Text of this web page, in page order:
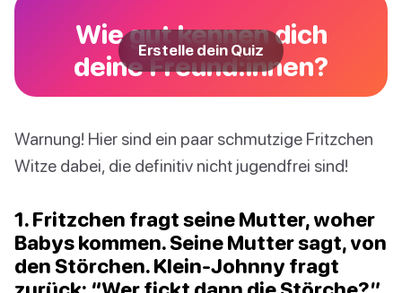
Wie gut kennen dich
deine Freund:innen?
Erstelle dein Quiz
Warnung! Hier sind ein paar schmutzige Fritzchen
Witze dabei, die definitiv nicht jugendfrei sind!
1. Fritzchen fragt seine Mutter, woher
Babys kommen. Seine Mutter sagt, von
den Störchen. Klein-Johnny fragt